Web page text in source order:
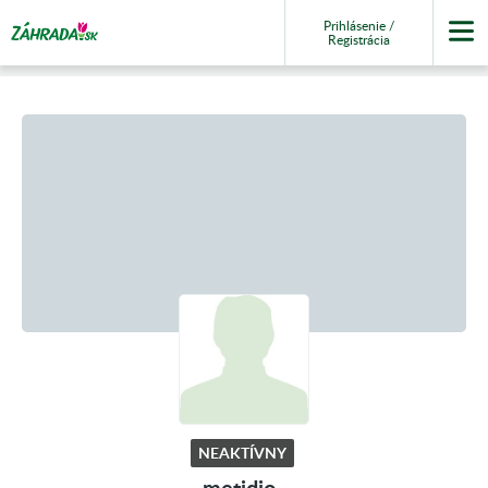
Prihlásenie /
Registrácia
NEAKTÍVNY